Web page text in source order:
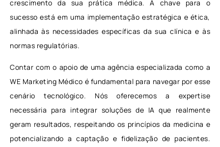
crescimento da sua prática médica. A chave para o
sucesso está em uma implementação estratégica e ética,
alinhada às necessidades específicas da sua clínica e às
normas regulatórias.
Contar com o apoio de uma agência especializada como a
WE Marketing Médico é fundamental para navegar por esse
cenário tecnológico. Nós oferecemos a expertise
necessária para integrar soluções de IA que realmente
geram resultados, respeitando os princípios da medicina e
potencializando a captação e fidelização de pacientes.